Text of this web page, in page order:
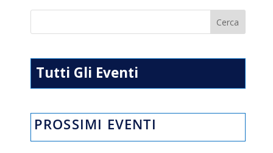
s
A
p
p
gr
a
m
b
o
o
k
l di
vi
di
Tutti Gli Eventi
PROSSIMI EVENTI